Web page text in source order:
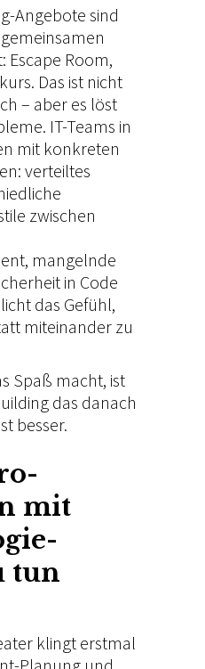
Angebote sind
Escape Room,
Das ist nicht
– aber es löst
IT-Teams in
mit konkreten
verteiltes
zwischen
mangelnde
in Code
das Gefühl,
miteinander zu
Spaß macht, ist
das danach
besser.
mit
tun
klingt erstmal